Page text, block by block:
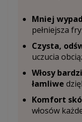
Mniej
pełniejsza
Czysta,
uczucia
Włosy
łamliwe
Komfort
włosów